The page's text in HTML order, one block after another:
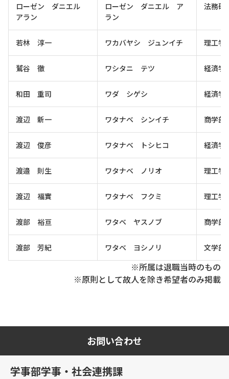
ローゼン ダニエル
アラン
ローゼン ダニエル ア
ラン
法務研
若林 淳一 ワカバヤシ ジュンイチ 理工学
鷲谷 徹 ワシタニ テツ 経済学
和田 重司 ワダ シゲシ 経済学
渡辺 新一 ワタナベ シンイチ 商学部
渡辺 俊彦 ワタナベ トシヒコ 経済学
渡邉 則生 ワタナベ ノリオ 理工学
渡辺 福實 ワタナベ フクミ 理工学
渡部 裕亘 ワタベ ヤスノブ 商学部
渡部 芳紀 ワタベ ヨシノリ 文学部
※所属は退職当時のもの
※原則として故人を除き希望者のみ掲載
お問い合わせ
学事部学事・社会連携課